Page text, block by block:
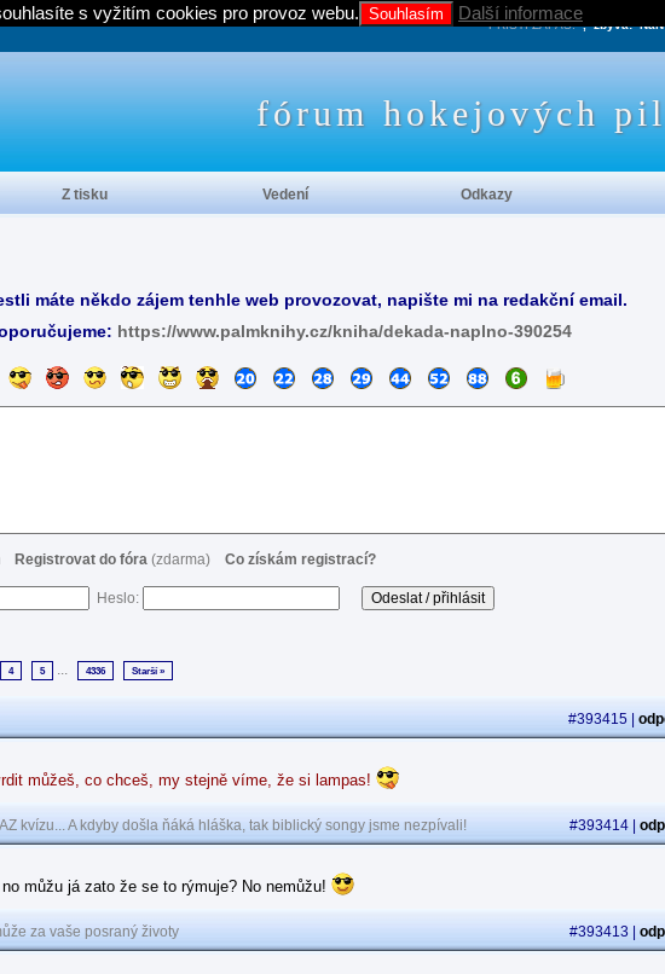
máte někdo zájem tenhle web provozovat, napište mi na redakční email.
https://www.palmknihy.cz/kniha/dekada-naplno-390254
Registrovat do fóra (zdarma) Co získám registrací?
Heslo:
4 5 ... 4336 Starší »
#393415 |
můžeš, co chceš, my stejně víme, že si lampas!
kvízu... A kdyby došla ňáká hláška, tak biblický songy jsme nezpívali! #393414 |
můžu já zato že se to rýmuje? No nemůžu!
za vaše posraný životy #393413 |
PRÍŠTÍ ZÁPAS:, zbývá:
fórum hokejových
Z tisku Vedení Odkazy
s vyžitím cookies pro provoz webu. Souhlasím Další informace